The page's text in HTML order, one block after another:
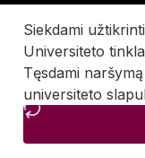
Siekdami
Universiteto
Tęsdami
universiteto